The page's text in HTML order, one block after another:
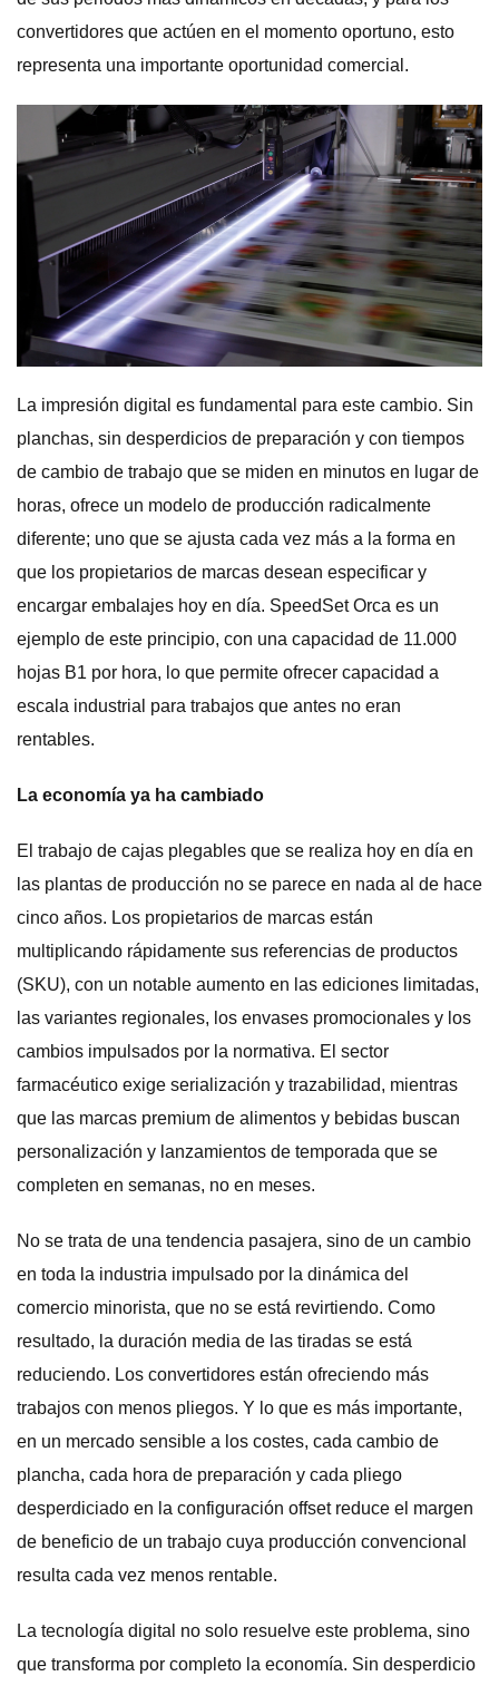
convertidores que actúen en el momento oportuno, esto
representa una importante oportunidad comercial.
La impresión digital es fundamental para este cambio. Sin
planchas, sin desperdicios de preparación y con tiempos
de cambio de trabajo que se miden en minutos en lugar de
horas, ofrece un modelo de producción radicalmente
diferente; uno que se ajusta cada vez más a la forma en
que los propietarios de marcas desean especificar y
encargar embalajes hoy en día. SpeedSet Orca es un
ejemplo de este principio, con una capacidad de 11.000
hojas B1 por hora, lo que permite ofrecer capacidad a
escala industrial para trabajos que antes no eran
rentables.
La economía ya ha cambiado
El trabajo de cajas plegables que se realiza hoy en día en
las plantas de producción no se parece en nada al de hace
cinco años. Los propietarios de marcas están
multiplicando rápidamente sus referencias de productos
(SKU), con un notable aumento en las ediciones limitadas,
las variantes regionales, los envases promocionales y los
cambios impulsados por la normativa. El sector
farmacéutico exige serialización y trazabilidad, mientras
que las marcas premium de alimentos y bebidas buscan
personalización y lanzamientos de temporada que se
completen en semanas, no en meses.
No se trata de una tendencia pasajera, sino de un cambio
en toda la industria impulsado por la dinámica del
comercio minorista, que no se está revirtiendo. Como
resultado, la duración media de las tiradas se está
reduciendo. Los convertidores están ofreciendo más
trabajos con menos pliegos. Y lo que es más importante,
en un mercado sensible a los costes, cada cambio de
plancha, cada hora de preparación y cada pliego
desperdiciado en la configuración offset reduce el margen
de beneficio de un trabajo cuya producción convencional
resulta cada vez menos rentable.
La tecnología digital no solo resuelve este problema, sino
que transforma por completo la economía. Sin desperdicio